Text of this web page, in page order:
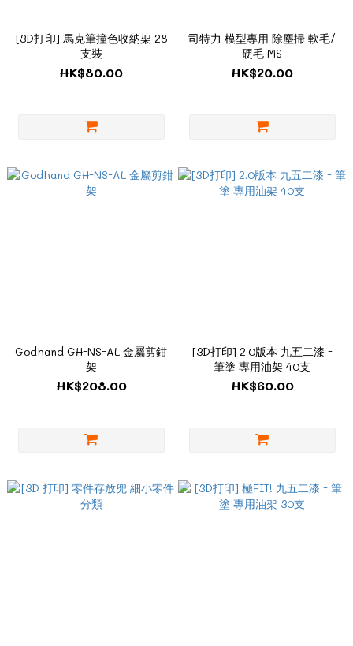
[3D打印] 馬克筆撞色收納架 28
支裝
HK$80.00
司特力 模型專用 除塵掃 軟毛/
硬毛 MS
HK$20.00
Godhand GH-NS-AL 金屬剪鉗
架
HK$208.00
[3D打印] 2.0版本 九五二漆 -
筆塗 專用油架 40支
HK$60.00